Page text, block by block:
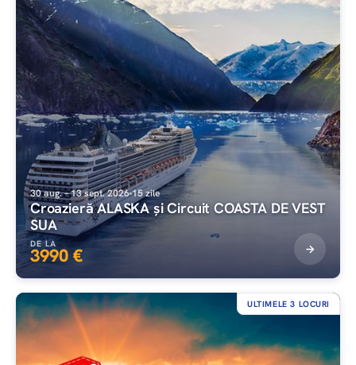
30 aug. – 13 sept. 202615 zile
Croazieră ALASKA și Circuit COASTA DE VEST
SUA
DE LA
3990 €
ULTIMELE 3 LOCURI